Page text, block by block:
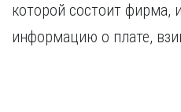
которой состоит фирма,
информацию о плате,